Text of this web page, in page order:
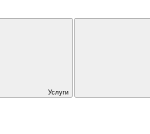
Услуги